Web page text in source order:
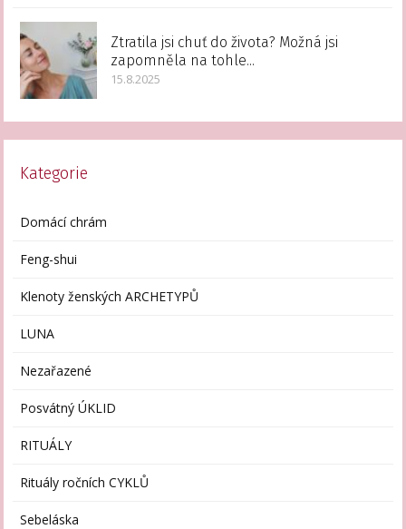
Ztratila jsi chuť do života? Možná jsi
zapomněla na tohle...
15.8.2025
Kategorie
Domácí chrám
Feng-shui
Klenoty ženských ARCHETYPŮ
LUNA
Nezařazené
Posvátný ÚKLID
RITUÁLY
Rituály ročních CYKLŮ
Sebeláska